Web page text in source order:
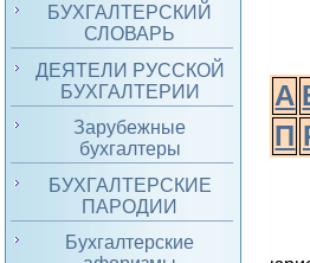
БУХГАЛТЕРСКИЙ
СЛОВАРЬ
ДЕЯТЕЛИ РУССКОЙ
БУХГАЛТЕРИИ
Зарубежные
бухгалтеры
БУХГАЛТЕРСКИЕ
ПАРОДИИ
Бухгалтерские
А
П